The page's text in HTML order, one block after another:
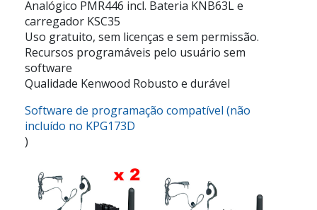
Analógico PMR446 incl. Bateria KNB63L e
carregador KSC35
Uso gratuito, sem licenças e sem permissão.
Recursos programáveis pelo usuário sem
software
Qualidade Kenwood Robusto e durável
Software de programação compatível (não
incluído no KPG173D
)